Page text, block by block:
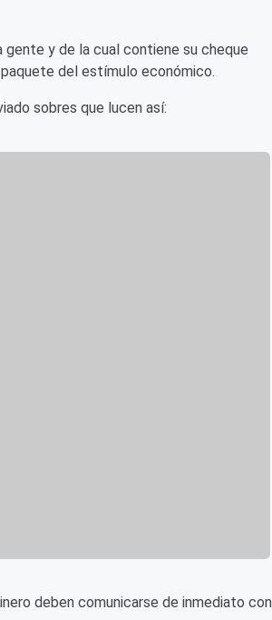
gente y de la cual contiene su cheque
del estímulo económico.
sobres que lucen así:
deben comunicarse de inmediato con